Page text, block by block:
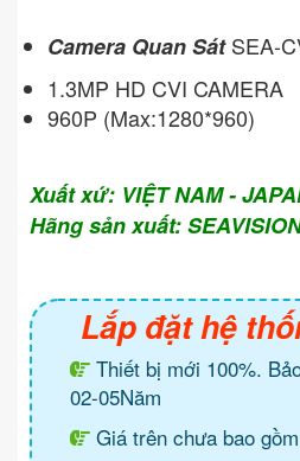
Camera Quan SátSEA-
1.3MP HD CVI CAMERA
960P (Max:1280*960)
Xuất xứ: VIỆT NAM -
Hãng sản xuất:
Lắp đặt hệ
Thiết bị mới 100%.
02-05Năm
Giá trên chưa bao